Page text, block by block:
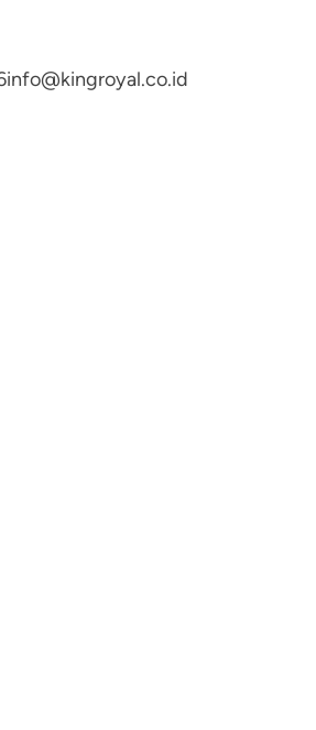
info@kingroyal.co.id